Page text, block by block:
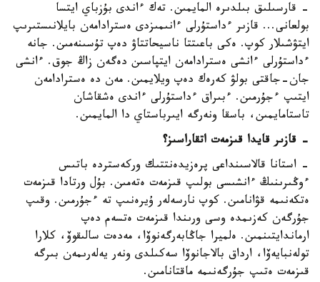
- قارسىلىق بىلدىرە المايمىن. تەك ءاندى بۇزباي ايتسا
بولعانى... قازىر ءداستۇرلى ءانىمىزدى ەسترادامەن بايلانىستىرىپ
ايتۋشىلار كوپ. ەكى باعىتتا ناسيحاتتاۋ دەپ تۇسىنەمىن. جانە
ءداستۇرلى ءانشى ەسترادامەن ايتپاسىن دەگەن زاڭ جوق. ءانشى
جان-جاقتى بولۋ كەرەك دەپ ويلايمىن. مەن دە ەسترادامەن
ايتىپ ءجۇرمىن. ءبىراق ءداستۇرلى ءاندى ەشقاشان
تاستامايمىن، باسقا ونەرگە ايىرباستاي دا المايمىن.
- قازىر قايدا قىزمەت اتقاراسىز؟
- استانا قالاسىنداعى پرەزيدەنتتىك وركەستردە باتىس
ءوڭىرىنىڭ ءانشىسى بولىپ قىزمەت ەتەمىن. بۇل ورتادا قىزمەت
ەتكەنىمە قۋانامىن. كوپ نارسەلەر ۇيرەنىپ تە ءجۇرمىن. وقىپ
جۇرگەن كەزىمدە وسى ورىندا قىزمەت ەتسەم دەپ
ارماندايتىنمىن. ەلميرا جاڭابەرگەنوۆا، مەدەت سالىقوۆ، كلارا
تولەنبايەۆا، ارداق بالاجانوۆا سەكىلدى ونەر يەلەرىمەن بىرگە
قىزمەت ەتىپ جۇرگەنىمە ماقتانامىن.